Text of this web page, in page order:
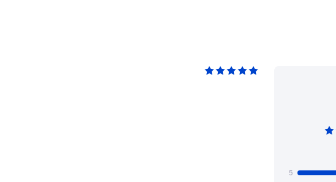
5